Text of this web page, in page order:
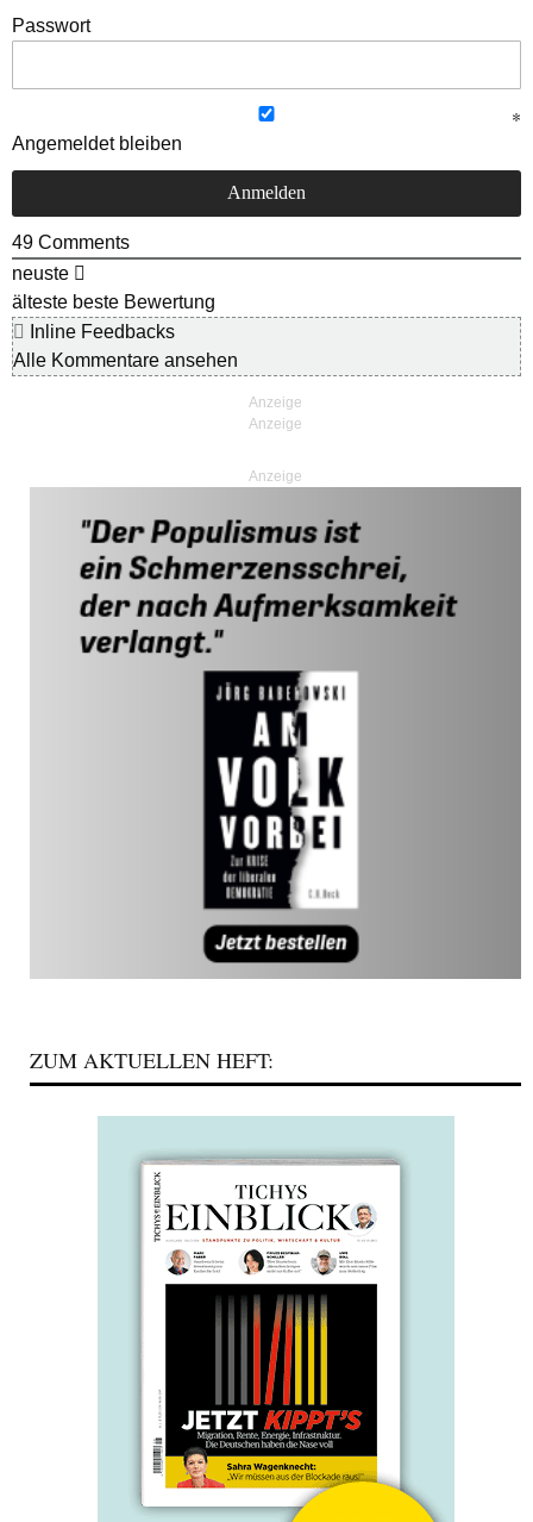
Passwort
Angemeldet bleiben
49 Comments
neuste
älteste beste Bewertung
Inline Feedbacks
Alle Kommentare ansehen
Anzeige
ZUM AKTUELLEN HEFT: